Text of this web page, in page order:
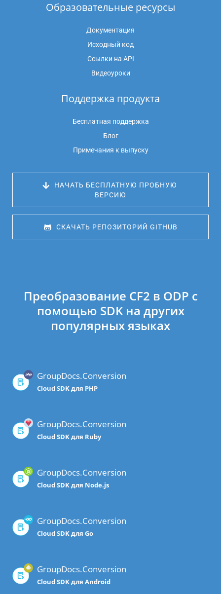
Образовательные ресурсы
Документация
Исходный код
Ссылки на API
Видеоуроки
Поддержка продукта
Бесплатная поддержка
Блог
Примечания к выпуску
НАЧАТЬ БЕСПЛАТНУЮ ПРОБНУЮ
ВЕРСИЮ
СКАЧАТЬ РЕПОЗИТОРИЙ GITHUB
Преобразование CF2 в ODP с
помощью SDK на других
популярных языках
GroupDocs.Conversion
Cloud SDK для PHP
GroupDocs.Conversion
Cloud SDK для Ruby
GroupDocs.Conversion
Cloud SDK для Node.js
GroupDocs.Conversion
Cloud SDK для Go
GroupDocs.Conversion
Cloud SDK для Android